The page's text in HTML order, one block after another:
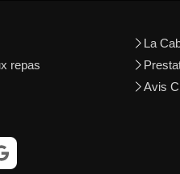
repas
La
Avis